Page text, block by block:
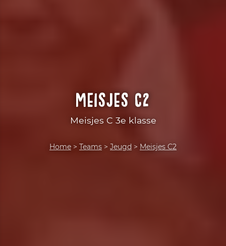
Meisjes C2
Meisjes C 3e klasse
Home > Teams > Jeugd > Meisjes C2